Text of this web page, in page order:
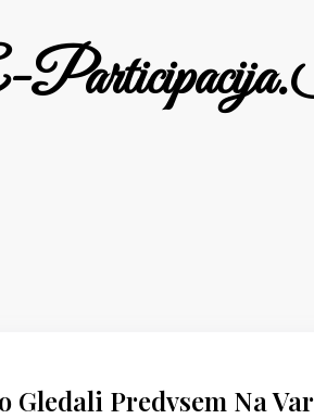
Gledali Predvsem Na